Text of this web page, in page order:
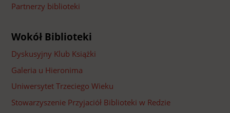
Partnerzy biblioteki
Wokół Biblioteki
Dyskusyjny Klub Książki
Galeria u Hieronima
Uniwersytet Trzeciego Wieku
Stowarzyszenie Przyjaciół Biblioteki w Redzie